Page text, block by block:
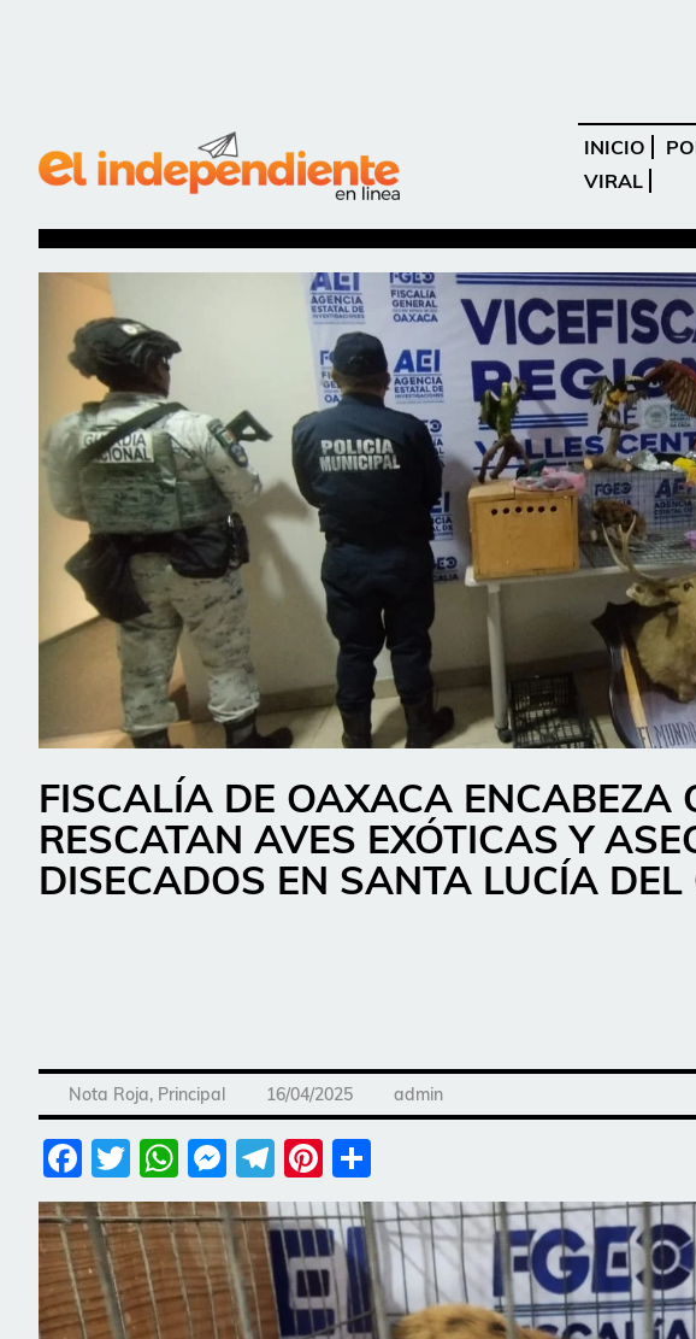
INICIO
VIRAL
FISCALÍA DE OAXACA ENCABEZA
RESCATAN AVES EXÓTICAS Y
DISECADOS EN SANTA LUCÍA
Nota Roja, Principal 16/04/2025 admin
Facebook
Twitter
WhatsApp
Messenger
Telegram
Pinterest